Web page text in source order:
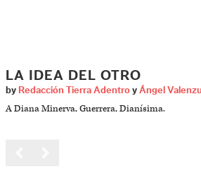
LA IDEA DEL OTRO
by Redacción Tierra Adentro y Ángel
A Diana Minerva, Guerrera, Dianísima.